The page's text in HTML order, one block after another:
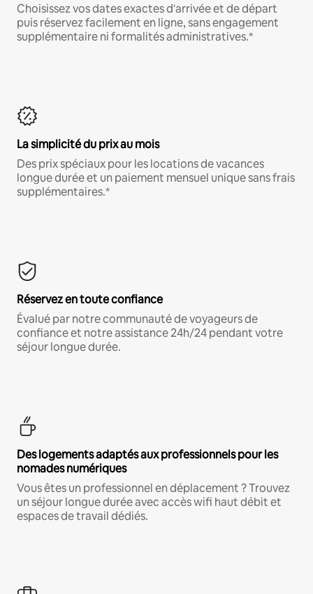
Choisissez vos dates exactes d'arrivée et de départ
puis réservez facilement en ligne, sans engagement
supplémentaire ni formalités administratives.*
La simplicité du prix au mois
Des prix spéciaux pour les locations de vacances
longue durée et un paiement mensuel unique sans frais
supplémentaires.*
Réservez en toute confiance
Évalué par notre communauté de voyageurs de
confiance et notre assistance 24h/24 pendant votre
séjour longue durée.
Des logements adaptés aux professionnels pour les
nomades numériques
Vous êtes un professionnel en déplacement ? Trouvez
un séjour longue durée avec accès wifi haut débit et
espaces de travail dédiés.